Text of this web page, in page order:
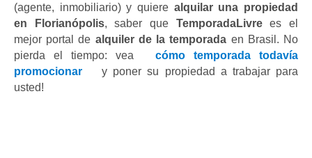
(agente, inmobiliario) y quiere alquilar una propiedad
en Florianópolis, saber que TemporadaLivre es el
mejor portal de alquiler de la temporada en Brasil. No
pierda el tiempo: vea
cómo temporada todavía
promocionar
y poner su propiedad a trabajar para
usted!